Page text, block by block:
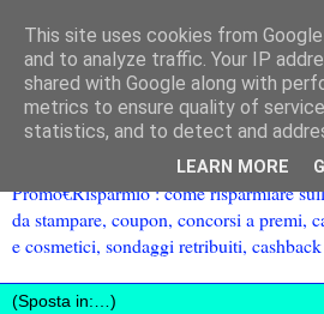
Promo€Risparmio : come risparmiare
da stampare, coupon, concorsi a premi,
e cosmetici, sondaggi retribuiti,
This site uses cookies from
and to analyze traffic. Your IP
shared with Google along with
metrics to ensure quality of
statistics, and to detect and
LEARN MORE